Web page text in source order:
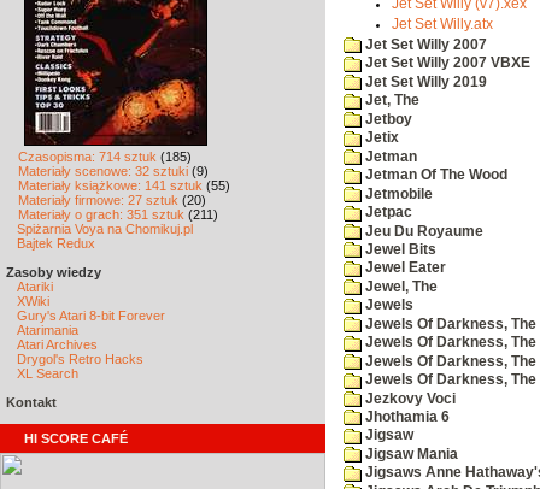
Czasopisma: 714 sztuk (185)
Materiały scenowe: 32 sztuki (9)
Materiały książkowe: 141 sztuk (55)
Materiały firmowe: 27 sztuk (20)
Materiały o grach: 351 sztuk (211)
Spiżarnia Voya na Chomikuj.pl
Bajtek Redux
Zasoby wiedzy
Atariki
XWiki
Gury's Atari 8-bit Forever
Atarimania
Atari Archives
Drygol's Retro Hacks
XL Search
Kontakt
HI SCORE CAFÉ
Jet Set Willy (v7).xex
Jet Set Willy.atx
Jet Set Willy 2007
Jet Set Willy 2007 VBXE
Jet Set Willy 2019
Jet, The
Jetboy
Jetix
Jetman
Jetman Of The Wood
Jetmobile
Jetpac
Jeu Du Royaume
Jewel Bits
Jewel Eater
Jewel, The
Jewels
Jewels Of Darkness, The
Jewels Of Darkness,
Jewels Of Darkness,
Jewels Of Darkness,
Jezkovy Voci
Jhothamia 6
Jigsaw
Jigsaw Mania
Jigsaws Anne